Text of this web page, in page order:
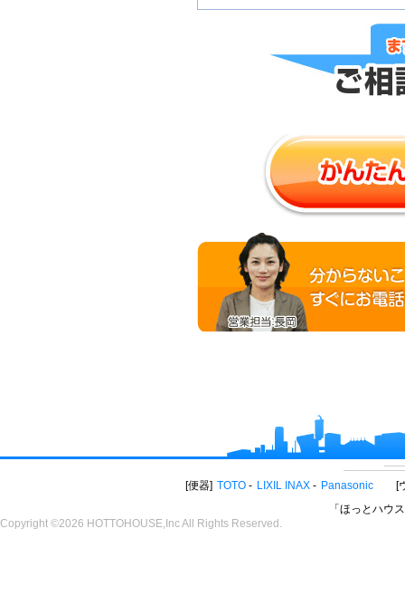
便器 TOTO LIXIL INAX Panasonic
「ほっとハウ
Copyright ©2026 HOTTOHOUSE,Inc All Rights Reserved.